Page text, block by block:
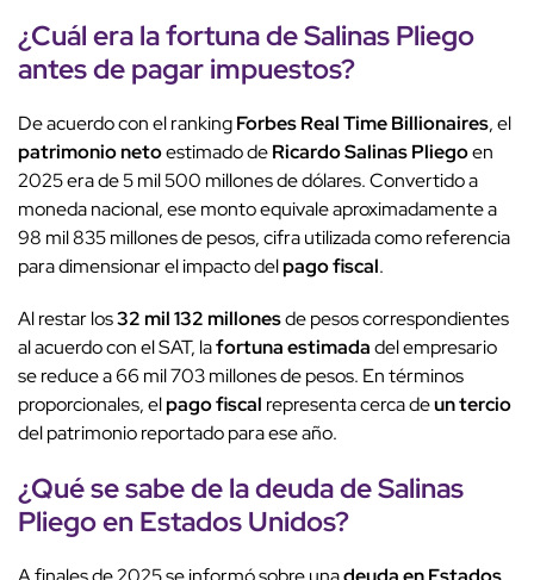
¿Cuál era la fortuna de Salinas Pliego
antes de pagar impuestos?
De acuerdo con el rankingForbes Real Time Billionaires, el
patrimonio netoestimado deRicardo Salinas Pliegoen
2025 era de 5 mil 500 millones de dólares. Convertido a
moneda nacional, ese monto equivale aproximadamente a
98 mil 835 millones de pesos, cifra utilizada como referencia
para dimensionar el impacto delpago fiscal.
Al restar los32 mil 132 millonesde pesos correspondientes
al acuerdo con el SAT, lafortuna estimadadel empresario
se reduce a 66 mil 703 millones de pesos. En términos
proporcionales, elpago fiscal representa cerca deun tercio
del patrimonio reportado para ese año.
¿Qué se sabe de la deuda de Salinas
Pliego en Estados Unidos?